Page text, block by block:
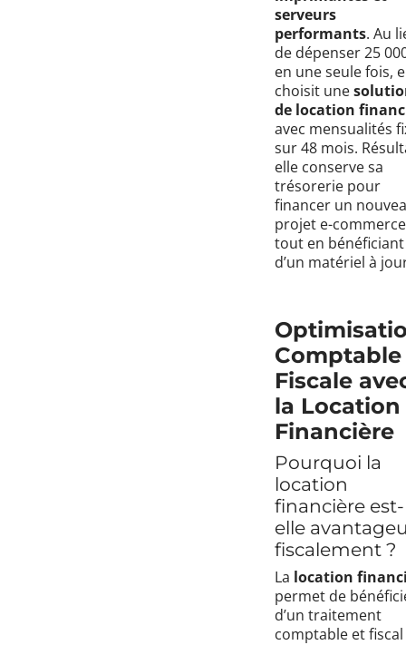
serveurs
performants. Au
de dépenser 25
en une seule fois,
choisit une
de location
avec mensualités
sur 48 mois.
elle conserve sa
trésorerie pour
financer un
projet e-
tout en bénéficiant
d’un matériel à
Fiscale
la Location
Financière
Pourquoi la
location
financière est-
elle
fiscalement ?
La location
permet de
d’un traitement
comptable et